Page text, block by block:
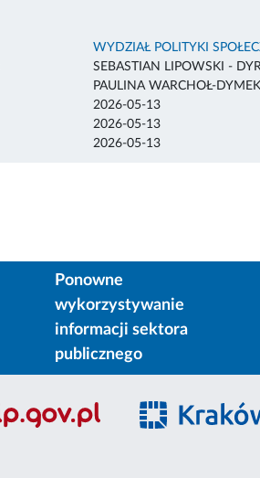
WYDZIAŁ POLITYKI
SEBASTIAN LIPOWSKI -
PAULINA WARCHOŁ-DYMEK
2026-05-13
2026-05-13
2026-05-13
Ponowne
wykorzystywanie
informacji sektora
publicznego